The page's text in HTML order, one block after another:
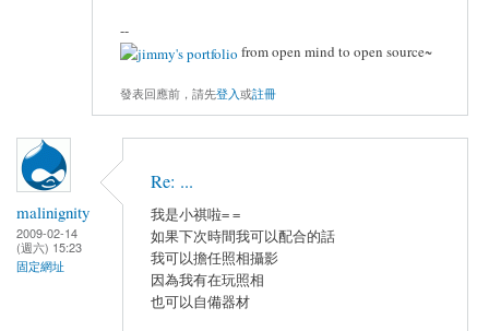
--
from open mind to open source~
發表回應前，請先登入或註冊
malinignity
2009-02-14
(週六) 15:23
固定網址
Re: ...
我是小祺啦= =
如果下次時間我可以配合的話
我可以擔任照相攝影
因為我有在玩照相
也可以自備器材